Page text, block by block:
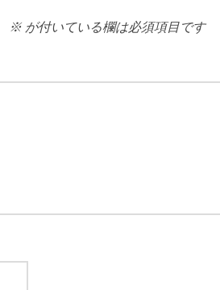
※ が付いている欄は必須項目です